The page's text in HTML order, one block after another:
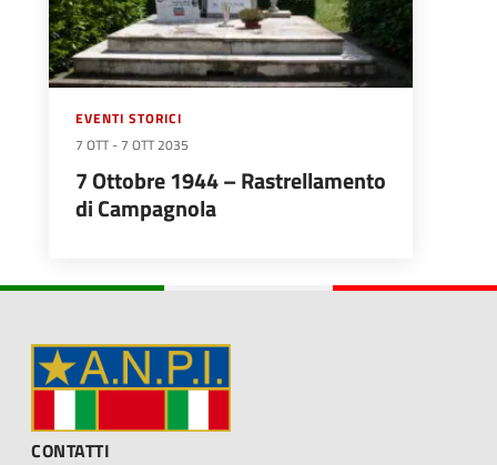
EVENTI STORICI
7 OTT - 7 OTT 2035
7 Ottobre 1944 – Rastrellamento
di Campagnola
CONTATTI